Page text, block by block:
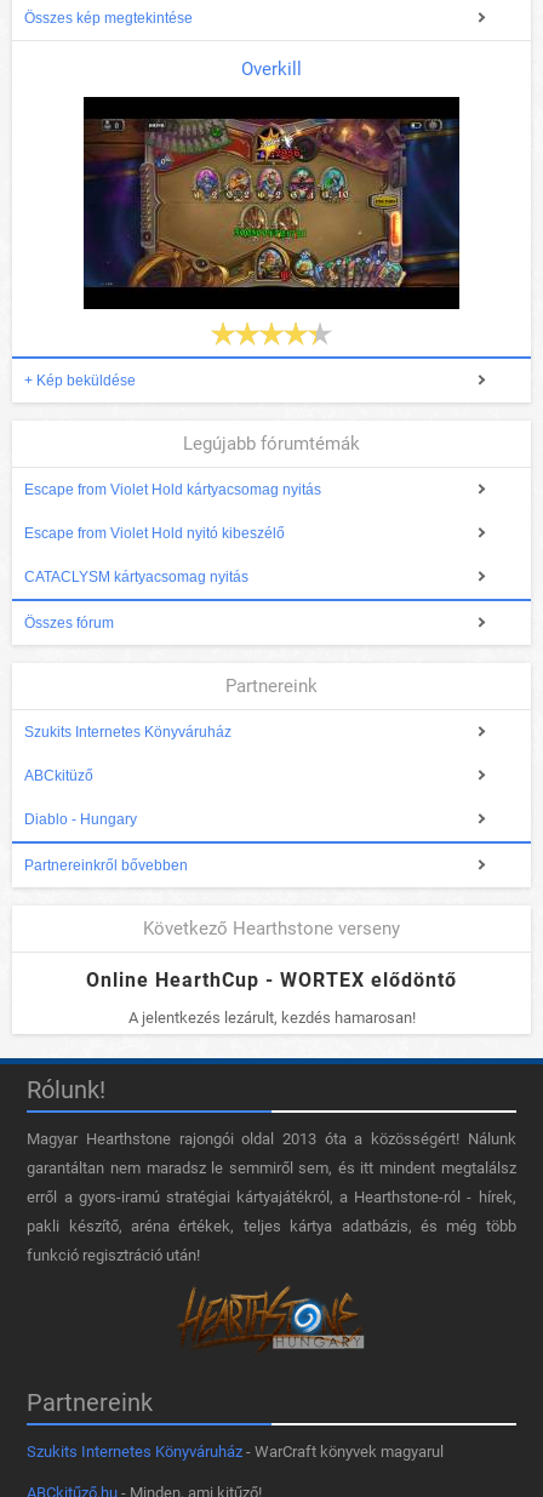
Összes kép megtekintése
Overkill
+ Kép beküldése
Legújabb fórumtémák
Escape from Violet Hold kártyacsomag nyitás
Escape from Violet Hold nyitó kibeszélő
CATACLYSM kártyacsomag nyitás
Összes fórum
Partnereink
Szukits Internetes Könyváruház
ABCkitüző
Diablo - Hungary
Partnereinkről bővebben
Következő Hearthstone verseny
Online HearthCup - WORTEX elődöntő
A jelentkezés lezárult, kezdés hamarosan!
Rólunk!
Magyar Hearthstone​ rajongói oldal 2013 óta a közösségért! Nálunk
garantáltan nem maradsz le semmiről sem, és itt mindent megtalálsz
erről a gyors-iramú stratégiai kártyajátékról, a Hearthstone-ról - hírek,
pakli készítő, aréna értékek, teljes kártya adatbázis, és még több
funkció regisztráció után!
Partnereink
Szukits Internetes Könyváruház - WarCraft könyvek magyarul
ABCkitűző.hu - Minden, ami kitűző!